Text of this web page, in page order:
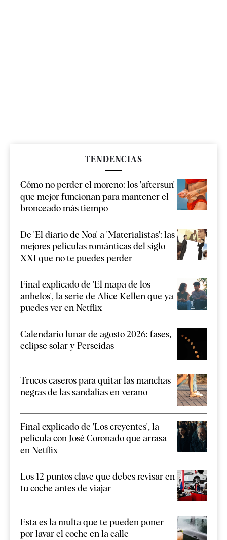
TENDENCIAS
Cómo no perder el moreno: los 'aftersun'
que mejor funcionan para mantener el
bronceado más tiempo
De 'El diario de Noa' a 'Materialistas': las
mejores películas románticas del siglo
XXI que no te puedes perder
Final explicado de 'El mapa de los
anhelos', la serie de Alice Kellen que ya
puedes ver en Netflix
Calendario lunar de agosto 2026: fases,
eclipse solar y Perseidas
Trucos caseros para quitar las manchas
negras de las sandalias en verano
Final explicado de 'Los creyentes', la
película con José Coronado que arrasa
en Netflix
Los 12 puntos clave que debes revisar en
tu coche antes de viajar
Esta es la multa que te pueden poner
por lavar el coche en la calle